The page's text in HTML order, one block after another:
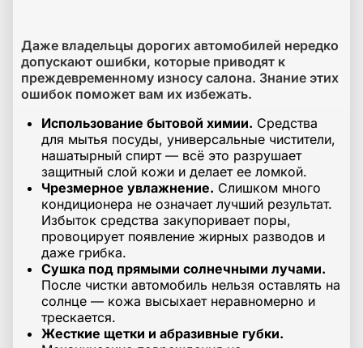
Даже владельцы дорогих автомобилей нередко
допускают ошибки, которые приводят к
преждевременному износу салона. Знание этих
ошибок поможет вам их избежать.
Использование бытовой химии. Средства
для мытья посуды, универсальные чистители,
нашатырный спирт — всё это разрушает
защитный слой кожи и делает ее ломкой.
Чрезмерное увлажнение. Слишком много
кондиционера не означает лучший результат.
Избыток средства закупоривает поры,
провоцирует появление жирных разводов и
даже грибка.
Сушка под прямыми солнечными лучами.
После чистки автомобиль нельзя оставлять на
солнце — кожа высыхает неравномерно и
трескается.
Жесткие щетки и абразивные губки.